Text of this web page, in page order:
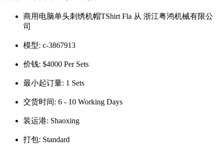
商用电脑单头刺绣机帽TShirt Fla 从 浙江粤鸿机械有限公
司
模型: c-3867913
价钱: $4000 Per Sets
最小起订量: 1 Sets
交货时间: 6 - 10 Working Days
装运港: Shaoxing
打包: Standard